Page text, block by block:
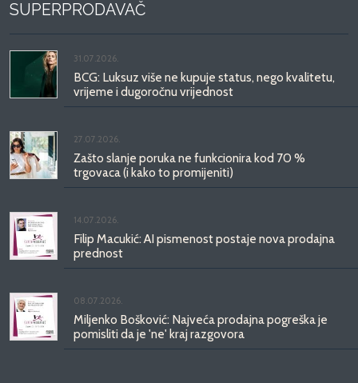
SUPERPRODAVAČ
31.07.2026.
BCG: Luksuz više ne kupuje status, nego kvalitetu,
vrijeme i dugoročnu vrijednost
27.07.2026.
Zašto slanje poruka ne funkcionira kod 70 %
trgovaca (i kako to promijeniti)
14.07.2026.
Filip Macukić: AI pismenost postaje nova prodajna
prednost
08.07.2026.
Miljenko Bošković: Najveća prodajna pogreška je
pomisliti da je 'ne' kraj razgovora